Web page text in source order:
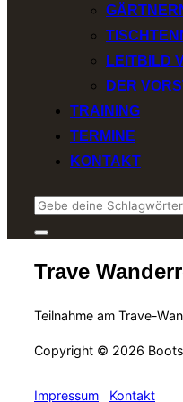
LEITBILD
DER
TRAINING
TERMINE
KONTAKT
Suchen
nach:
Seitenleiste
Navigation
umschalten
Trave
Teilnahme am Trave-
Copyright © 2026
Impressum Kontakt